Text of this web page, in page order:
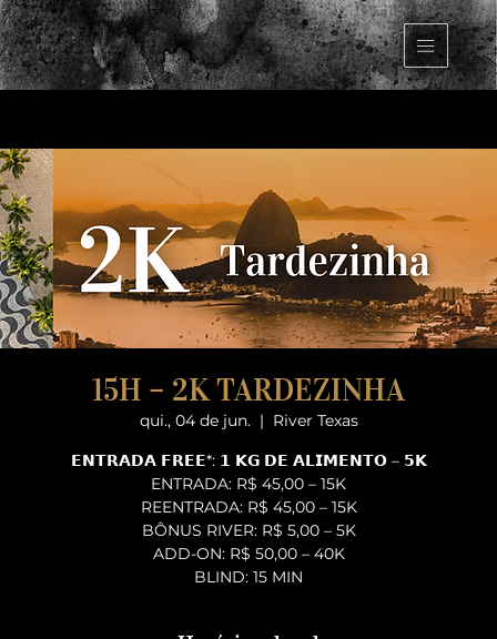
15H – 2K TARDEZINHA
qui., 04 de jun.
  |
River Texas
𝗘𝗡𝗧𝗥𝗔𝗗𝗔 𝗙𝗥𝗘𝗘*: 𝟭 𝗞𝗚 𝗗𝗘 𝗔𝗟𝗜𝗠𝗘𝗡𝗧𝗢 – 𝟱𝗞
ENTRADA: R$ 45,00 – 15K
REENTRADA: R$ 45,00 – 15K
BÔNUS RIVER: R$ 5,00 – 5K
ADD-ON: R$ 50,00 – 40K
BLIND: 15 MIN